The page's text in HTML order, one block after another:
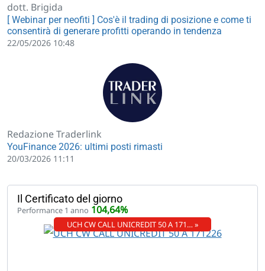
dott. Brigida
[ Webinar per neofiti ] Cos'è il trading di posizione e come ti
consentirà di generare profitti operando in tendenza
22/05/2026 10:48
Redazione Traderlink
YouFinance 2026: ultimi posti rimasti
20/03/2026 11:11
Il Certificato del giorno
Performance 1 anno 104,64%
UCH CW CALL UNICREDIT 50 A 171… »